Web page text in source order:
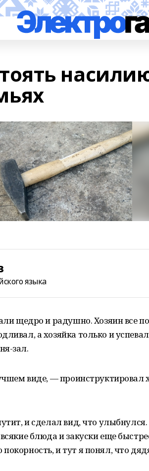
языка
щедро и радушно. Хозяин все
а хозяйка только и
зал.
виде, — проинструктировал
и сделал вид, что
блюда и закуски еще
и тут я понял, что